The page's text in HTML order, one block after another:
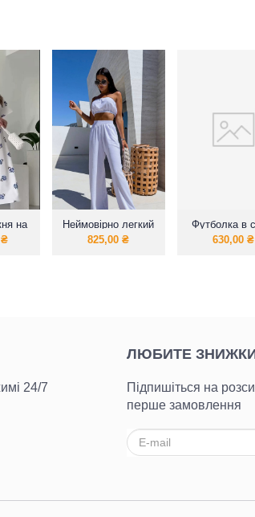
на
₴
Неймовірно легкий
костюм
825,00₴
Футболка в
оверсайз.
630,00₴
24/7
ЛЮБИТЕ
Підпишіться на
перше замовлення